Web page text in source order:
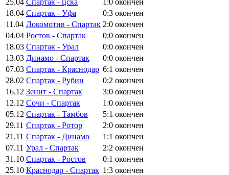
25.04 Спартак - цска 1:0 окончен
18.04 Спартак - Уфа 0:3 окончен
11.04 Локомотив - Спартак 2:0 окончен
04.04 Ростов - Спартак 0:0 окончен
18.03 Спартак - Урал 0:0 окончен
13.03 Динамо - Спартак 0:0 окончен
07.03 Спартак - Краснодар 6:1 окончен
28.02 Спартак - Рубин 0:2 окончен
16.12 Зенит - Спартак 3:0 окончен
12.12 Сочи - Спартак 1:0 окончен
05.12 Спартак - Тамбов 5:1 окончен
29.11 Спартак - Ротор 2:0 окончен
21.11 Спартак - Динамо 1:1 окончен
07.11 Урал - Спартак 2:2 окончен
31.10 Спартак - Ростов 0:1 окончен
25.10 Краснодар - Спартак 1:3 окончен